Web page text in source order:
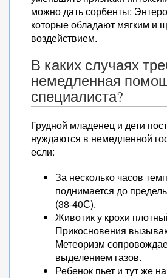
можно дать сорбенты:
которые обладают мягким и
воздействием.
В каких случаях
немедленная
специалиста?
Грудной младенец и дети
нуждаются в немедленной
если:
За несколько часов
поднимается до
(38-40С).
Животик у крохи
Прикосновения
Метеоризм
выделением газов.
Ребенок пьет и тут же